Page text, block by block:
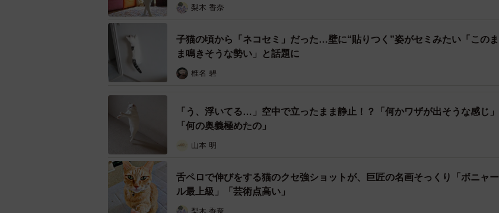
――この“ジャンプの瞬間”の前後に、子猫は？
「子猫が後ろから『飛ぼうかな、どうしようかな』と悩んでるそぶりをしてました」
「自分もやってたゲームのキャラクターの技の名前を挙げてる方が多くて、“あー確かに見
えるわ〜”って思いました」
――猫たちを撮影する際、普段から意識していることは？
「その子らしさとか、心が見える瞬間を撮るようにしています。あとは、近所の方に迷惑を
梨木 香奈
子猫の頃から「ネコセミ」だった…壁に“貼りつく”姿がセミみたい「このま
ま鳴きそうな勢い」と話題に
椎名 碧
「う、浮いてる…」空中で立ったまま静止！？「何かワザが出そうな感じ」
「何の奥義極めたの」
山本 明
舌ペロで伸びをする猫のクセ強ショットが、巨匠の名画そっくり「ボニャー
ル最上級」「芸術点高い」
梨木 香奈